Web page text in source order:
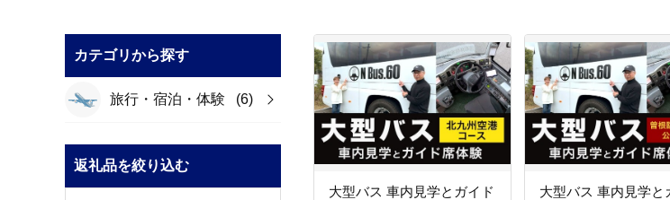
カテゴリから探す
旅行・宿泊・体験 (6)
返礼品を絞り込む
大型バス 車内見学とガイド
大型バス 車内見学と